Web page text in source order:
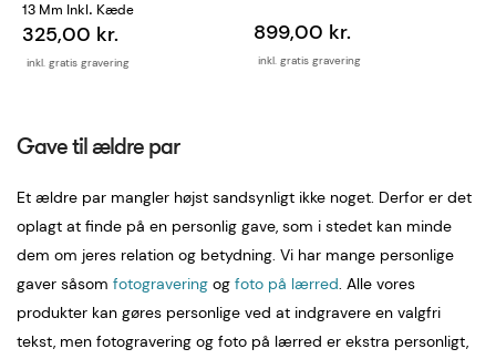
13 Mm Inkl. Kæde
inkl. gratis gravering
325,00 kr.
inkl. gratis gravering
899,00 kr.
Gave til ældre par
Et ældre par mangler højst sandsynligt ikke noget. Derfor er det
oplagt at finde på en personlig gave, som i stedet kan minde
dem om jeres relation og betydning. Vi har mange personlige
gaver såsom fotogravering og foto på lærred. Alle vores
produkter kan gøres personlige ved at indgravere en valgfri
tekst, men fotogravering og foto på lærred er ekstra personligt,